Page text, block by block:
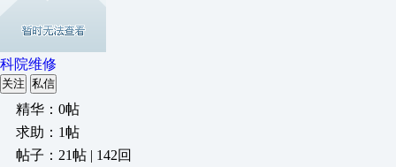
科院维修
关注 私信
精华：0帖
求助：1帖
帖子：21帖 | 142回